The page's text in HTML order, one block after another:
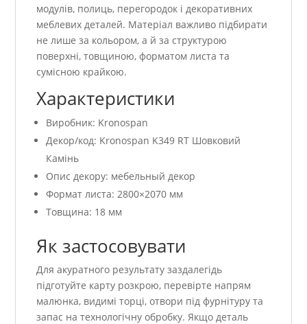
модулів, полиць, перегородок і декоративних
меблевих деталей. Матеріал важливо підбирати
не лише за кольором, а й за структурою
поверхні, товщиною, форматом листа та
сумісною крайкою.
Характеристики
Виробник: Kronospan
Декор/код: Kronospan K349 RT Шовковий
Камінь
Опис декору: мебельный декор
Формат листа: 2800×2070 мм
Товщина: 18 мм
Як застосовувати
Для акуратного результату заздалегідь
підготуйте карту розкрою, перевірте напрям
малюнка, видимі торці, отвори під фурнітуру та
запас на технологічну обробку. Якщо деталь